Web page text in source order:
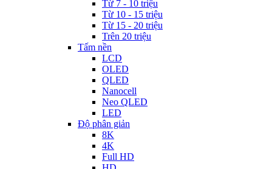
Từ 7 - 10 triệu
Từ 10 - 15 triệu
Từ 15 - 20 triệu
Trên 20 triệu
Tấm nền
LCD
OLED
QLED
Nanocell
Neo QLED
LED
Độ phân giản
8K
4K
Full HD